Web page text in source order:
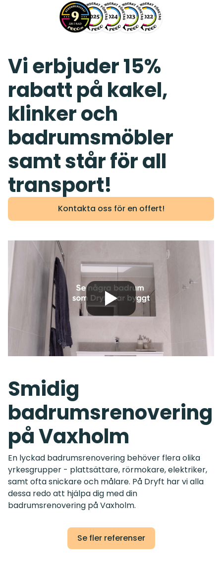
Vi erbjuder 15%
rabatt på kakel,
klinker och
badrumsmöbler
samt står för all
transport!
Kontakta oss för en offert!
Smidig
badrumsrenovering
på Vaxholm
En lyckad badrumsrenovering behöver flera olika
yrkesgrupper - plattsättare, rörmokare, elektriker,
samt ofta snickare och målare. På Dryft har vi alla
dessa redo att hjälpa dig med din
badrumsrenovering på Vaxholm.
Se fler referenser